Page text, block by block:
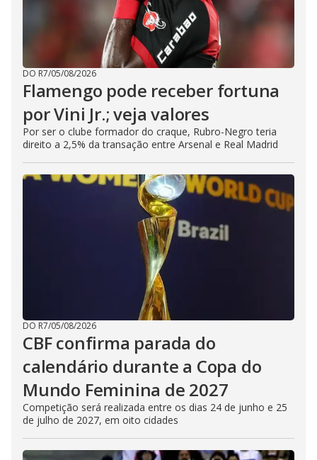
DO R7/05/08/2026
Flamengo pode receber fortuna
por Vini Jr.; veja valores
Por ser o clube formador do craque, Rubro-Negro teria
direito a 2,5% da transação entre Arsenal e Real Madrid
DO R7/05/08/2026
CBF confirma parada do
calendário durante a Copa do
Mundo Feminina de 2027
Competição será realizada entre os dias 24 de junho e 25
de julho de 2027, em oito cidades